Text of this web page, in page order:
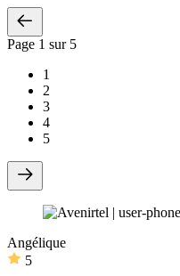
Page 1 sur 5
1
2
3
4
5
Angélique
5